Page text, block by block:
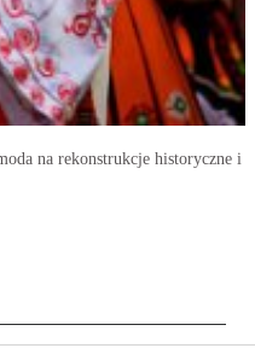
na rekonstrukcje historyczne i